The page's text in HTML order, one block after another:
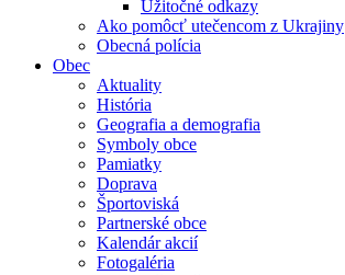
Užitočné odkazy
Ako pomôcť utečencom z Ukrajiny
Obecná polícia
Obec
Aktuality
História
Geografia a demografia
Symboly obce
Pamiatky
Doprava
Športoviská
Partnerské obce
Kalendár akcií
Fotogaléria